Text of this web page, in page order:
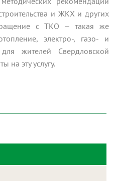
и ЖКХ и других
с ТКО ‒ такая же
электро-, газо- и
жителей Свердловской
на эту услугу.